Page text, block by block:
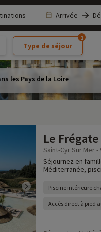
Arrivée
Type de séjour
1
les Pays de la Loire
Le
Saint-Cyr Sur Mer -
Séjournez en
Méditerranée,
Piscine intérieure
Accès direct à pied